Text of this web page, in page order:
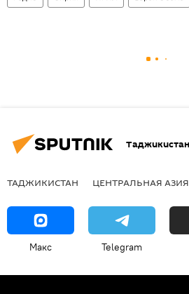
Таджикистан
ТАДЖИКИСТАН ЦЕНТРАЛЬНАЯ АЗИЯ
Макс Telegram